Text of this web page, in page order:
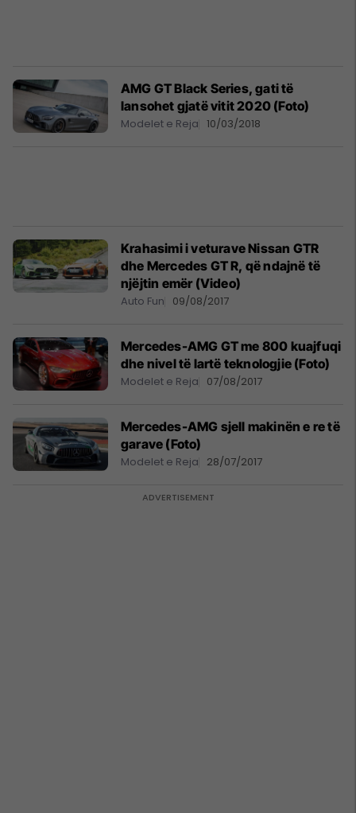
AMG GT Black Series, gati të
lansohet gjatë vitit 2020 (Foto)
Modelet e Reja 10/03/2018
Krahasimi i veturave Nissan GTR
dhe Mercedes GT R, që ndajnë të
njëjtin emër (Video)
Auto Fun 09/08/2017
Mercedes-AMG GT me 800 kuajfuqi
dhe nivel të lartë teknologjie (Foto)
Modelet e Reja 07/08/2017
Mercedes-AMG sjell makinën e re të
garave (Foto)
Modelet e Reja 28/07/2017